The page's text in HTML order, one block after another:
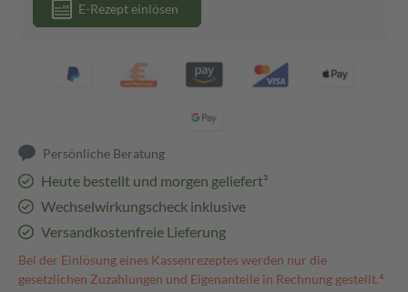
E-Rezept einlösen
Persönliche Beratung
Heute bestellt und morgen geliefert³
Wechselwirkungscheck inklusive
Versandkostenfreie Lieferung
Bei der Einlösung eines Kassenrezeptes werden nur die
gesetzlichen Zuzahlungen und Eigenanteile in Rechnung gestellt.⁴